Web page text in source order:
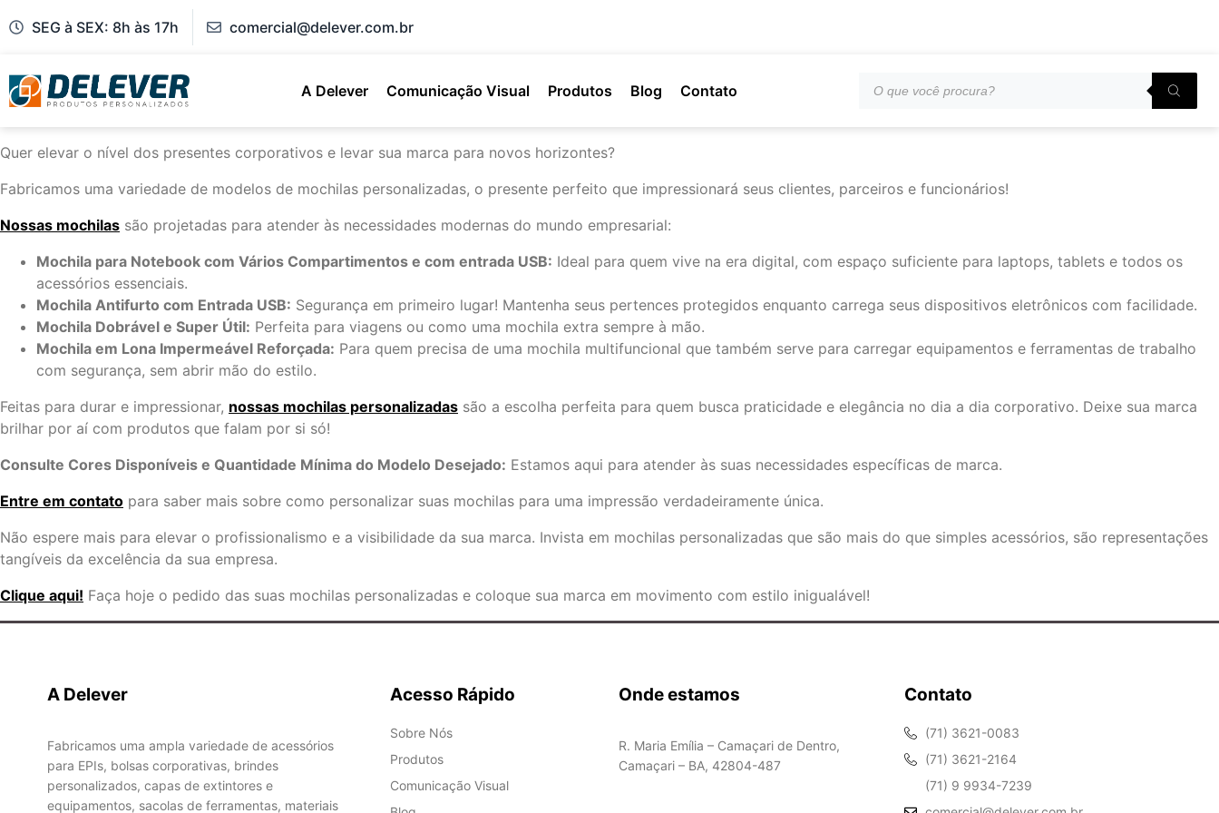
SEG à SEX: 8h às 17h comercial@delever.com.br
A Delever Comunicação Visual Produtos Blog Contato
Quer elevar o nível dos presentes corporativos e levar sua marca para novos horizontes?
Fabricamos uma variedade de modelos de mochilas personalizadas, o presente perfeito que impressionará seus clientes, parceiros e funcionários!
Nossas mochilas são projetadas para atender às necessidades modernas do mundo empresarial:
Mochila para Notebook com Vários Compartimentos e com entrada USB: Ideal para quem vive na era digital, com espaço suficiente para laptops, tablets e todos os
acessórios essenciais.
Mochila Antifurto com Entrada USB: Segurança em primeiro lugar! Mantenha seus pertences protegidos enquanto carrega seus dispositivos eletrônicos com facilidade.
Mochila Dobrável e Super Útil: Perfeita para viagens ou como uma mochila extra sempre à mão.
Mochila em Lona Impermeável Reforçada: Para quem precisa de uma mochila multifuncional que também serve para carregar equipamentos e ferramentas de trabalho
com segurança, sem abrir mão do estilo.
Feitas para durar e impressionar, nossas mochilas personalizadas são a escolha perfeita para quem busca praticidade e elegância no dia a dia corporativo. Deixe sua marca
brilhar por aí com produtos que falam por si só!
Consulte Cores Disponíveis e Quantidade Mínima do Modelo Desejado: Estamos aqui para atender às suas necessidades específicas de marca.
Entre em contato para saber mais sobre como personalizar suas mochilas para uma impressão verdadeiramente única.
Não espere mais para elevar o profissionalismo e a visibilidade da sua marca. Invista em mochilas personalizadas que são mais do que simples acessórios, são representações
tangíveis da excelência da sua empresa.
Clique aqui! Faça hoje o pedido das suas mochilas personalizadas e coloque sua marca em movimento com estilo inigualável!
A Delever
Fabricamos uma ampla variedade de acessórios
para EPIs, bolsas corporativas, brindes
personalizados, capas de extintores e
equipamentos, sacolas de ferramentas, materiais
Acesso Rápido
Sobre Nós
Produtos
Comunicação Visual
Onde estamos
R. Maria Emília – Camaçari de Dentro,
Camaçari – BA, 42804-487
Contato
(71) 3621-0083
(71) 3621-2164
(71) 9 9934-7239